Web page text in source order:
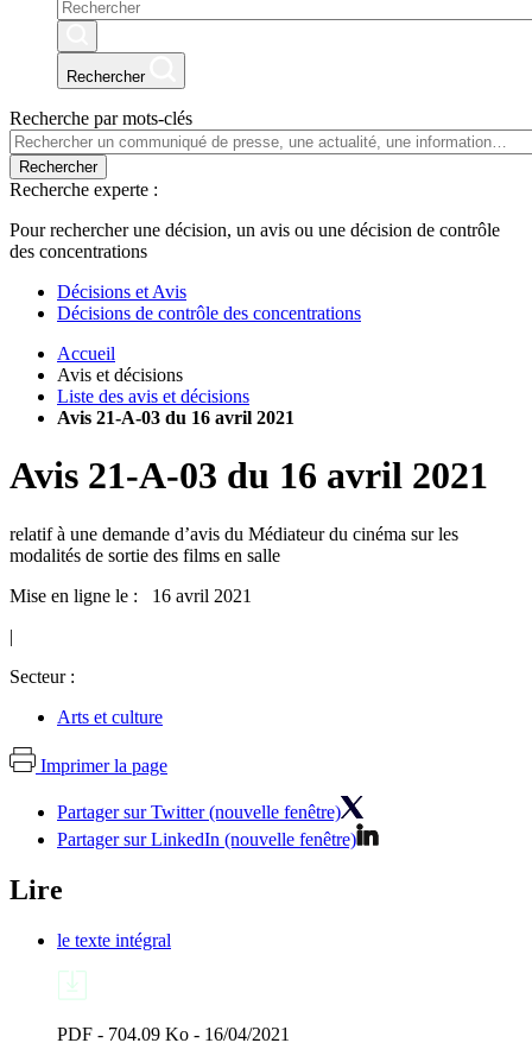
Rechercher
Recherche par mots-clés
Rechercher
Recherche experte :
Pour rechercher une décision, un avis ou une décision de contrôle
des concentrations
Décisions et Avis
Décisions de contrôle des concentrations
Accueil
Avis et décisions
Liste des avis et décisions
Avis 21-A-03 du 16 avril 2021
Avis 21-A-03 du 16 avril 2021
relatif à une demande d’avis du Médiateur du cinéma sur les
modalités de sortie des films en salle
Mise en ligne le : 16 avril 2021
|
Secteur :
Arts et culture
Imprimer la page
Partager sur Twitter (nouvelle fenêtre)
Partager sur LinkedIn (nouvelle fenêtre)
Lire
le texte intégral
PDF - 704.09 Ko - 16/04/2021